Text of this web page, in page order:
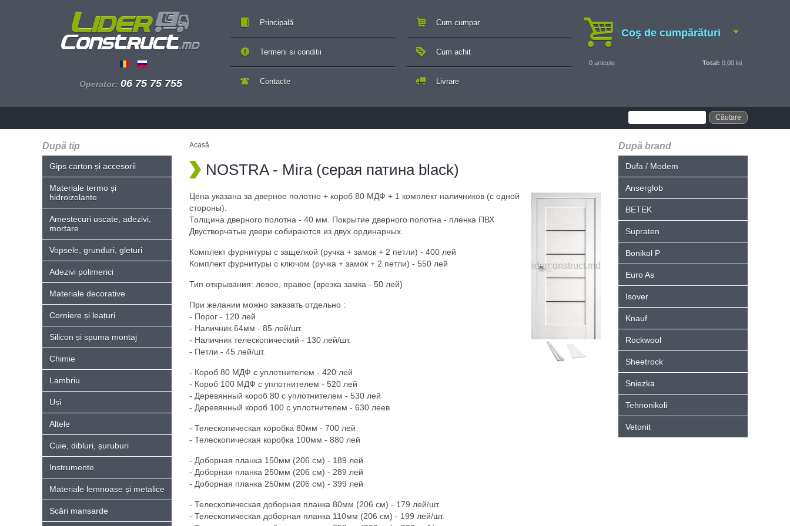
Operator: 06 75 75 755
Principală
Contacte
Cum cumpar
Cum achit
Livrare
Termeni si conditii
Coş de cumpărături
0 articole Total: 0,00 lei
După tip
Gips carton și accesorii
Materiale termo și
hidroizolante
Amestecuri uscate, adezivi,
mortare
Vopsele, grunduri, gleturi
Adezivi polimerici
Materiale decorative
Corniere și leațuri
Silicon și spuma montaj
Chimie
Lambriu
Uși
Altele
Cuie, dibluri, șuruburi
Instrumente
Materiale lemnoase și metalice
Scări mansarde
Acasă
NOSTRA - Mira (cерая патина black)
Цена указана за дверное полотно + короб 80 МДФ + 1 комплект наличников (с одной
стороны).
Толщина дверного полотна - 40 мм. Покрытие дверного полотна - пленка ПВХ
Двустворчатые двери собираются из двух ординарных.
Комплект фурнитуры с защелкой (ручка + замок + 2 петли) - 400 лей
Комплект фурнитуры с ключом (ручка + замок + 2 петли) - 550 лей
Тип открывания: левое, правое (врезка замка - 50 лей)
При желании можно заказать отдельно :
- Порог - 120 лей
- Hаличник 64мм - 85 лей/шт.
- Hаличник телескопический - 130 лей/шт.
- Петли - 45 лей/шт.
- Короб 80 МДФ с уплотнителем - 420 лей
- Короб 100 МДФ с уплотнителем - 520 лей
- Деревянный короб 80 с уплотнителем - 530 лей
- Деревянный короб 100 с уплотнителем - 630 леев
- Телескопическая коробка 80мм - 700 лей
- Телескопическая коробка 100мм - 880 лей
- Доборная планка 150мм (206 см) - 189 лей
- Доборная планка 250мм (206 см) - 289 лей
- Доборная планка 250мм (206 см) - 399 лей
- Телескопическая доборная планка 80мм (206 см) - 179 лей/шт.
- Телескопическая доборная планка 110мм (206 см) - 199 лей/шт.
După brand
Dufa / Modem
Anserglob
BETEK
Supraten
Bonikol P
Euro As
Isover
Knauf
Rockwool
Sheetrock
Sniezka
Tehnonikoli
Vetonit